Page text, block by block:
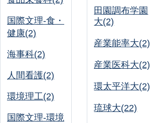
国際文理-食・
健康(2)
海事科(2)
人間看護(2)
環境理工(2)
国際文理-環境
田園調布学園
大(2)
産業能率大(2)
産業医科大(2)
環太平洋大(2)
琉球大(22)